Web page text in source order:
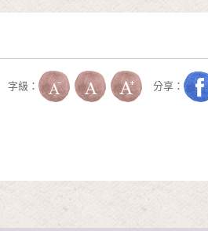
字級： 分享：